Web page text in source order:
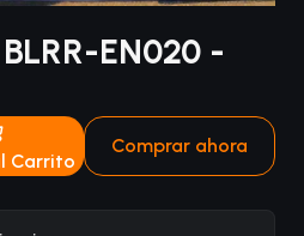
EN020 -
Carrito
Comprar ahora